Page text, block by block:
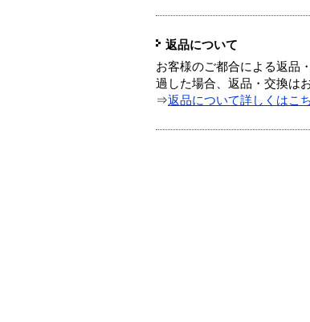
返品について
お客様のご都合による返品
過した場合、返品・交換は
⇒返品について詳しくはこ